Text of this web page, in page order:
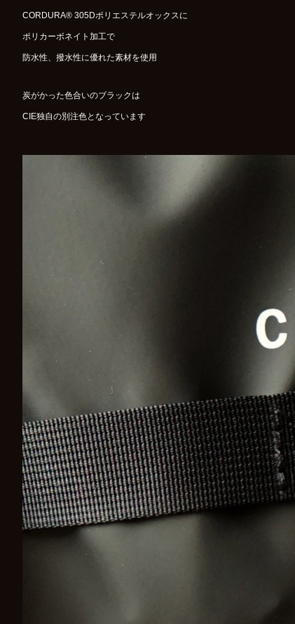
CORDURA® 305Dポリエステルオックスに
ポリカーボネイト加工で
防水性、撥水性に優れた素材を使用
炭がかった色合いのブラックは
CIE独自の別注色となっています